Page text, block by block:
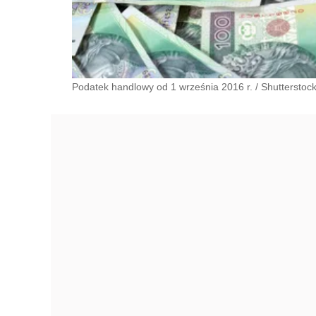
Podatek handlowy od 1 września 2016 r. / Shutterstock